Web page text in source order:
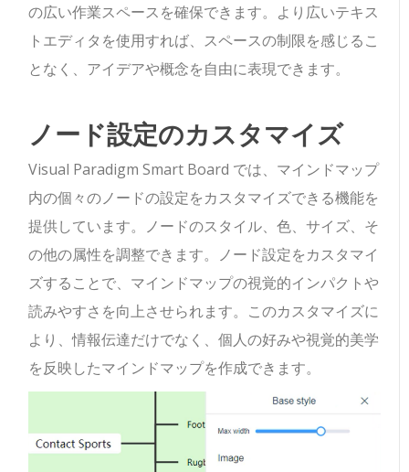
の広い作業スペースを確保できます。より広いテキス
トエディタを使用すれば、スペースの制限を感じるこ
となく、アイデアや概念を自由に表現できます。
ノード設定のカスタマイズ
Visual Paradigm Smart Board では、マインドマップ
内の個々のノードの設定をカスタマイズできる機能を
提供しています。ノードのスタイル、色、サイズ、そ
の他の属性を調整できます。ノード設定をカスタマイ
ズすることで、マインドマップの視覚的インパクトや
読みやすさを向上させられます。このカスタマイズに
より、情報伝達だけでなく、個人の好みや視覚的美学
を反映したマインドマップを作成できます。